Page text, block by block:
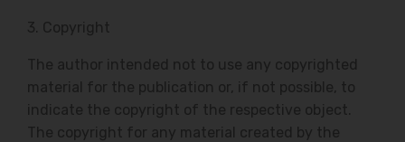
3. Copyright
The author intended not to use any copyrighted
material for the publication or, if not possible, to
indicate the copyright of the respective object.
The copyright for any material created by the